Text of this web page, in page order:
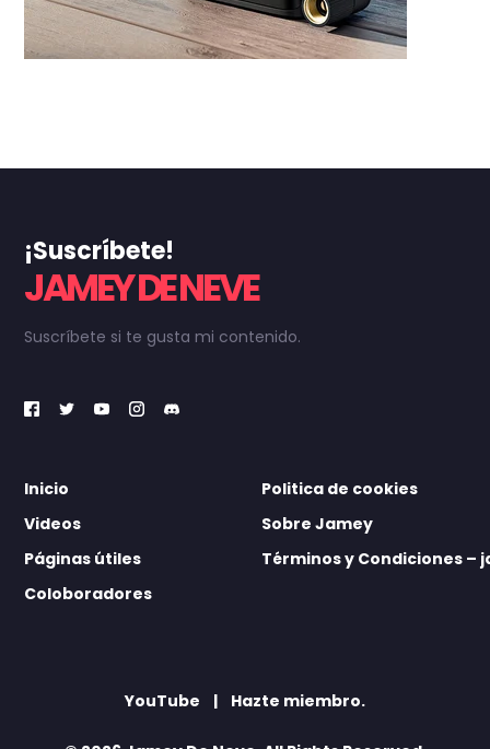
¡Suscríbete!
JAMEY DE NEVE
Suscríbete si te gusta mi contenido.
Inicio
Videos
Páginas útiles
Coloboradores
Politica de cookies
Sobre Jamey
Términos y Condiciones –
YouTube Hazte miembro.